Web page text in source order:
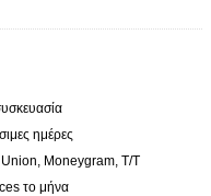
ημέρες
Moneygram, T/T
το μήνα